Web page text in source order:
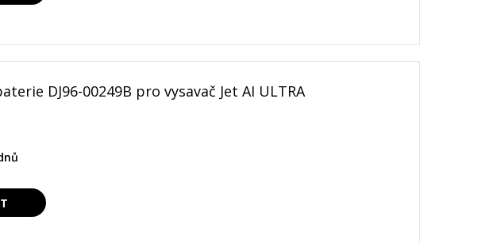
DJ96-00249B pro vysavač Jet AI ULTRA